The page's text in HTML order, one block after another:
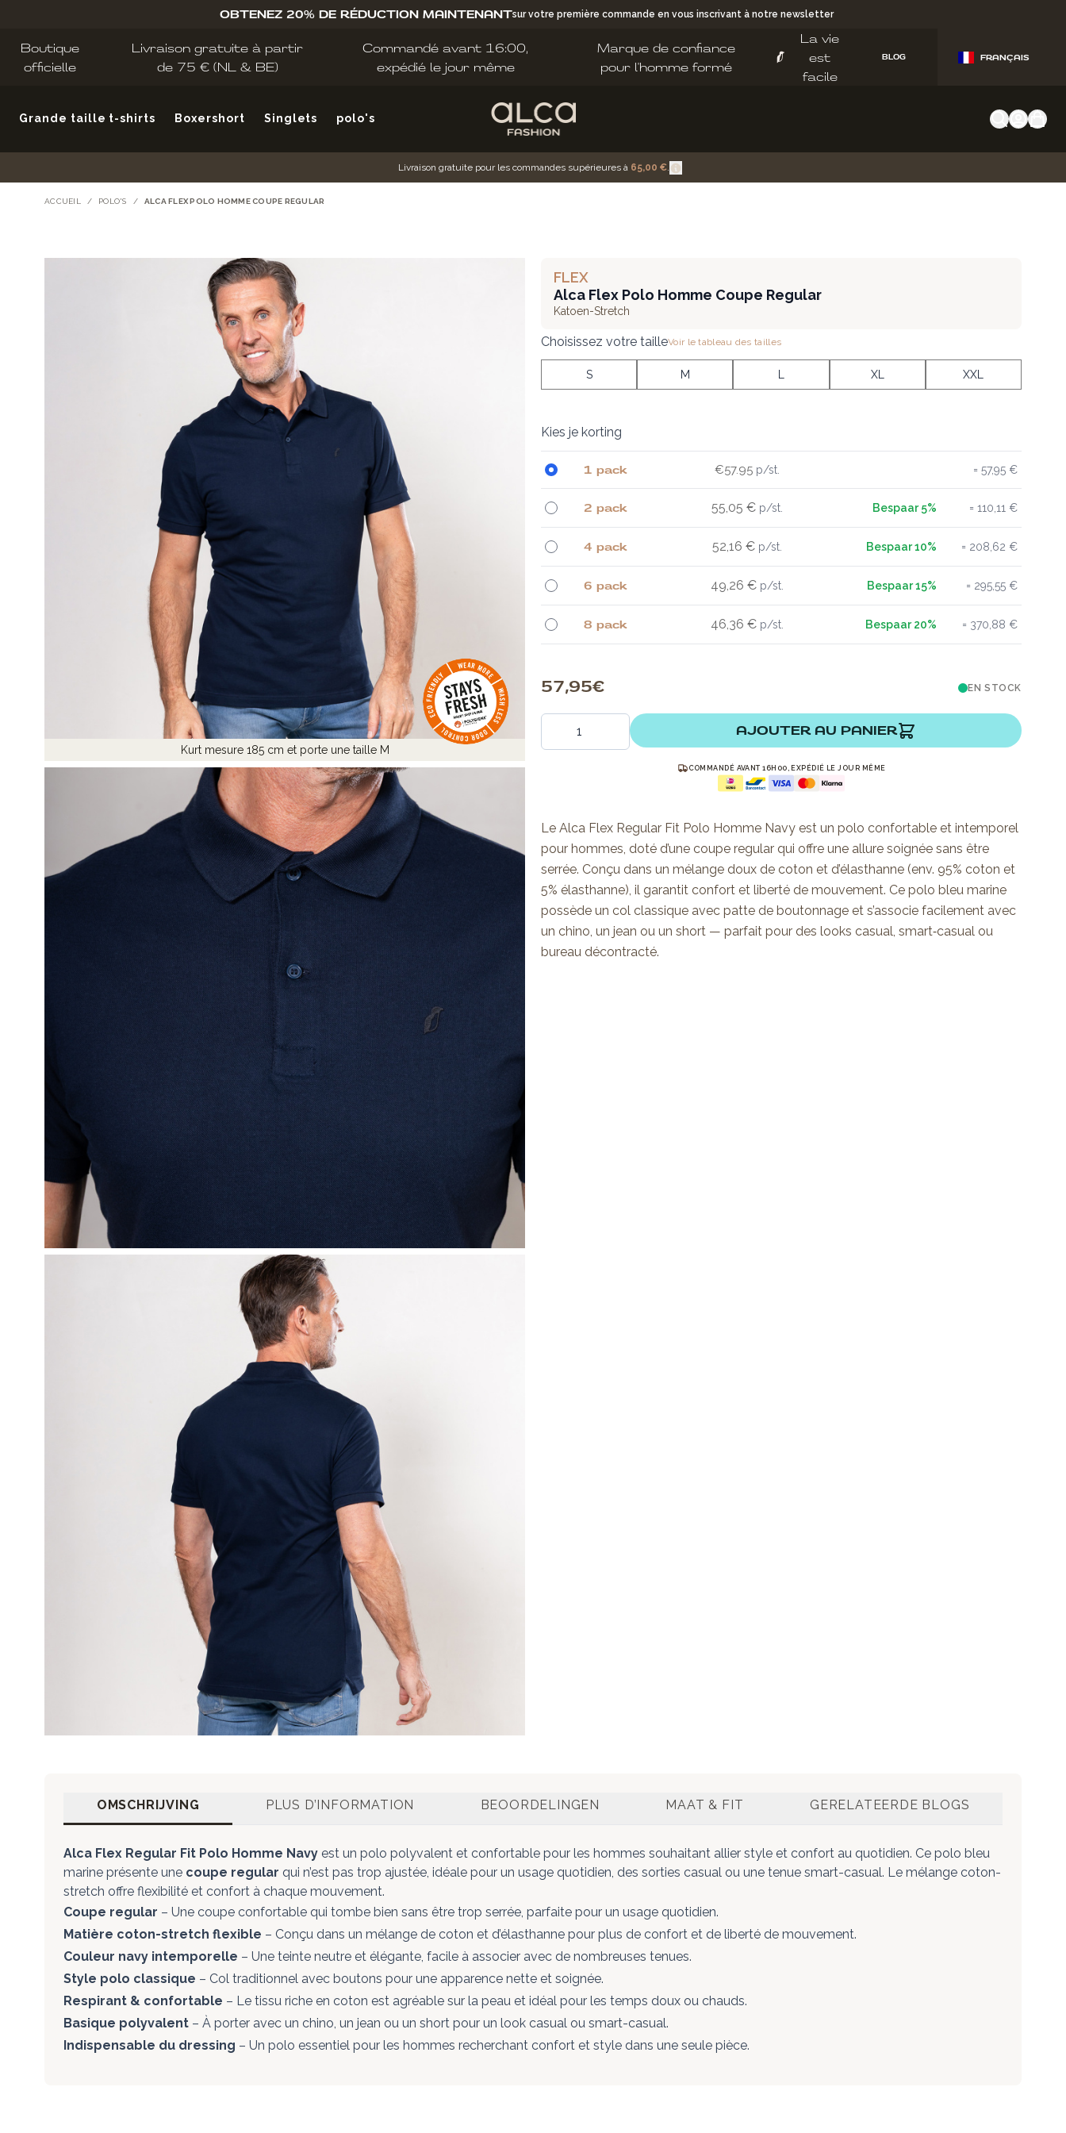
OBTENEZ 20% DE RÉDUCTION MAINTENANTsur votre première commande en vous inscrivant à notre newsletter
Boutique
officielle
Livraison gratuite à partir
de 75 € (NL & BE)
Commandé avant 16:00,
expédié le jour même
Marque de confiance
pour l'homme formé
La vie
est
facile
BLOG FRANÇAIS
Grande taille t-shirts Boxershort Singlets polo's
Livraison gratuite pour les commandes supérieures à 65,00 €.
ACCUEIL / POLO'S / ALCA FLEX POLO HOMME COUPE REGULAR
Kurt mesure 185 cm et porte une taille M
FLEX
Alca Flex Polo Homme Coupe Regular
Katoen-Stretch
Choisissez votre tailleVoir le tableau des tailles
S M XL XXL
Kies je korting
1 pack €57.95 57,95 €
2 pack 55,05 € 110,11 €
4 pack 52,16 € 208,62 €
6 pack 49,26 € 295,55 €
8 pack 46,36 € 370,88 €
57,95 € EN STOCK
Quantité AJOUTER AU PANIER
COMMANDÉ AVANT 16H00, EXPÉDIÉ LE JOUR MÊME
Le Alca Flex Regular Fit Polo Homme Navy est un polo confortable et intemporel
pour hommes, doté d’une coupe regular qui offre une allure soignée sans être
serrée. Conçu dans un mélange doux de coton et d’élasthanne (env. 95% coton et
5% élasthanne), il garantit confort et liberté de mouvement. Ce polo bleu marine
possède un col classique avec patte de boutonnage et s’associe facilement avec
un chino, un jean ou un short — parfait pour des looks casual, smart‑casual ou
bureau décontracté.
OMSCHRIJVING PLUS D’INFORMATION BEOORDELINGEN MAAT & FIT GERELATEERDE BLOGS
Alca Flex Regular Fit Polo Homme Navy est un polo polyvalent et confortable pour les hommes souhaitant allier style et confort au quotidien. Ce polo bleu
marine présente une coupe regular qui n’est pas trop ajustée, idéale pour un usage quotidien, des sorties casual ou une tenue smart-casual. Le mélange coton-
stretch offre flexibilité et confort à chaque mouvement.
Coupe regular – Une coupe confortable qui tombe bien sans être trop serrée, parfaite pour un usage quotidien.
Matière coton-stretch flexible – Conçu dans un mélange de coton et d’élasthanne pour plus de confort et de liberté de mouvement.
Couleur navy intemporelle – Une teinte neutre et élégante, facile à associer avec de nombreuses tenues.
Style polo classique – Col traditionnel avec boutons pour une apparence nette et soignée.
Respirant & confortable – Le tissu riche en coton est agréable sur la peau et idéal pour les temps doux ou chauds.
Basique polyvalent – À porter avec un chino, un jean ou un short pour un look casual ou smart-casual.
Indispensable du dressing – Un polo essentiel pour les hommes recherchant confort et style dans une seule pièce.